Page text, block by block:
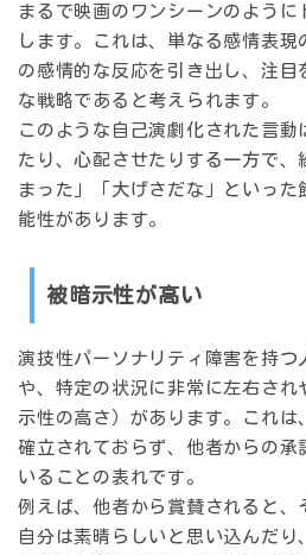
まるで映画のワンシーンのように
します。これは、単なる感情表現
の感情的な反応を引き出し、注目
な戦略であると考えられます。
このような自己演劇化された言動
たり、心配させたりする一方で、
まった」「大げさだな」といっ
能性があります。
被暗示性が高い
演技性パーソナリティ障害を持つ
や、特定の状況に非常に左右され
示性の高さ）があります。これは
確立されておらず、他者からの承
いることの表れです。
例えば、他者から賞賛されると、
自分は素晴らしいと思い込んだり